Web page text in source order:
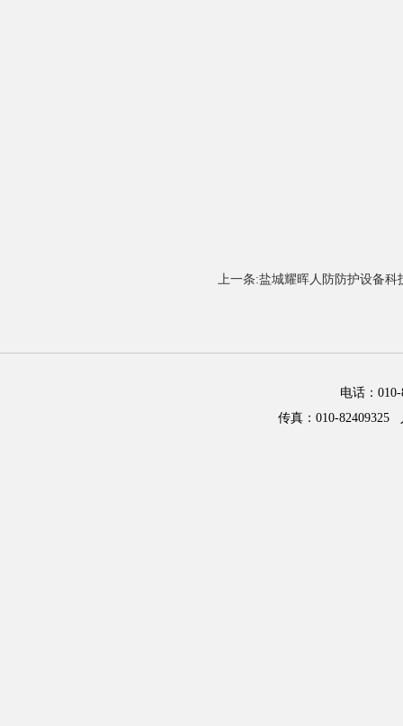
上一条:盐城耀晖人防防护设备科
电话：
传真：010-